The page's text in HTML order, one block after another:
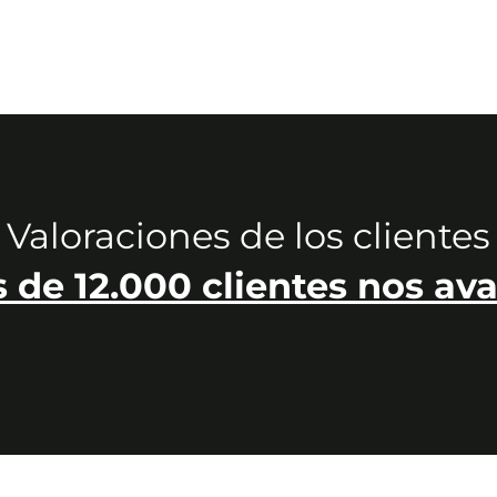
Valoraciones de los clientes
de 12.000 clientes nos